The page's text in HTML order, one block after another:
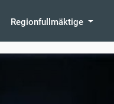
Regionfullmäktige